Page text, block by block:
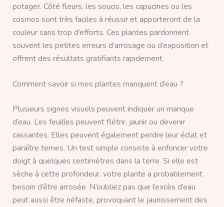
potager. Côté fleurs, les soucis, les capucines ou les
cosmos sont très faciles à réussir et apporteront de la
couleur sans trop d’efforts. Ces plantes pardonnent
souvent les petites erreurs d’arrosage ou d’exposition et
offrent des résultats gratifiants rapidement.
Comment savoir si mes plantes manquent d’eau ?
Plusieurs signes visuels peuvent indiquer un manque
d’eau. Les feuilles peuvent flétrir, jaunir ou devenir
cassantes. Elles peuvent également perdre leur éclat et
paraître ternes. Un test simple consiste à enfoncer votre
doigt à quelques centimètres dans la terre. Si elle est
sèche à cette profondeur, votre plante a probablement
besoin d’être arrosée. N’oubliez pas que l’excès d’eau
peut aussi être néfaste, provoquant le jaunissement des